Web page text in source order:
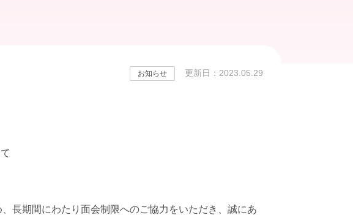
お知らせ 更新日：2023.05.29
長期間にわたり面会制限へのご協力をいただき、誠にあ